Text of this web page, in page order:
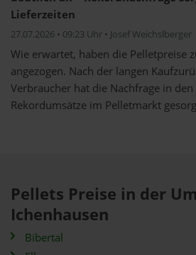
Lieferzeiten
27.07.2026 • 09:23 Uhr • Josef Weichslberger
Wie erwartet, haben die Pelletpreise
angezogen. Nach der langen
Verbraucher hat die Nachfrage in
Rekordumsätze im Pelletmarkt
Pellets Preise in der
Ichenhausen
Bibertal